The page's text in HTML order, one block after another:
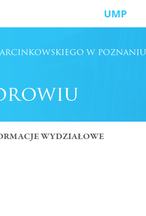
UMP
W POZNANIU
WYDZIAŁOWE